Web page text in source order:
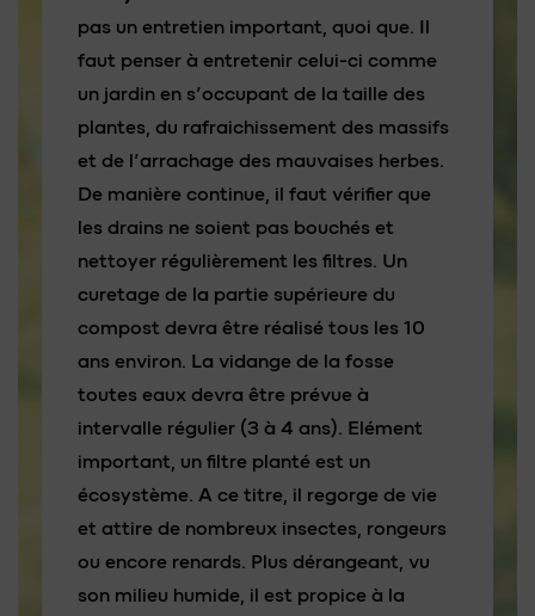
pas un entretien important, quoi que. Il
faut penser à entretenir celui-ci comme
un jardin en s’occupant de la taille des
plantes, du rafraichissement des massifs
et de l’arrachage des mauvaises herbes.
De manière continue, il faut vérifier que
les drains ne soient pas bouchés et
nettoyer régulièrement les filtres. Un
curetage de la partie supérieure du
compost devra être réalisé tous les 10
ans environ. La vidange de la fosse
toutes eaux devra être prévue à
intervalle régulier (3 à 4 ans). Elément
important, un filtre planté est un
écosystème. A ce titre, il regorge de vie
et attire de nombreux insectes, rongeurs
ou encore renards. Plus dérangeant, vu
son milieu humide, il est propice à la